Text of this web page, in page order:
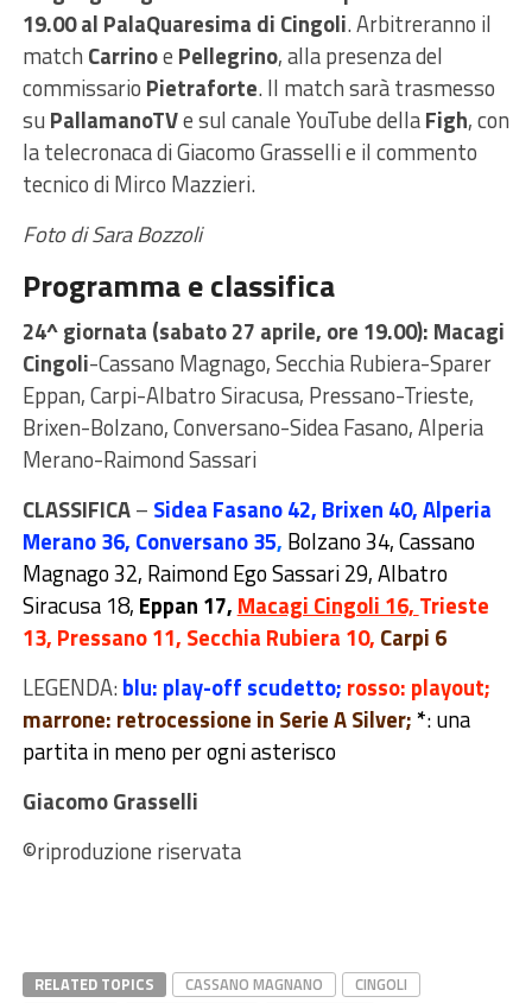
19.00 al PalaQuaresima di Cingoli. Arbitreranno il
match Carrinoe Pellegrino, alla presenza del
commissario Pietraforte. Il match sarà trasmesso
su PallamanoTVe sul canale YouTube dellaFigh, con
la telecronaca di Giacomo Grasselli e il commento
tecnico di Mirco Mazzieri.
Foto di Sara Bozzoli
Programma e classifica
24^ giornata (sabato 27 aprile, ore 19.00): Macagi
Cingoli-Cassano Magnago, Secchia Rubiera-Sparer
Eppan, Carpi-Albatro Siracusa, Pressano-Trieste,
Brixen-Bolzano, Conversano-Sidea Fasano, Alperia
Merano-Raimond Sassari
CLASSIFICA– Sidea Fasano 42, Brixen 40, Alperia
Merano 36, Conversano 35, Bolzano 34, Cassano
Magnago 32, Raimond Ego Sassari 29, Albatro
Siracusa 18, Eppan 17, Macagi Cingoli 16, Trieste
13, Pressano 11, Secchia Rubiera 10, Carpi 6
LEGENDA:blu: play-off scudetto; rosso: playout;
marrone: retrocessione in Serie A Silver;*: una
partita in meno per ogni asterisco
Giacomo Grasselli
©riproduzione riservata
RELATED TOPICS CASSANO MAGNANO
CINGOLI